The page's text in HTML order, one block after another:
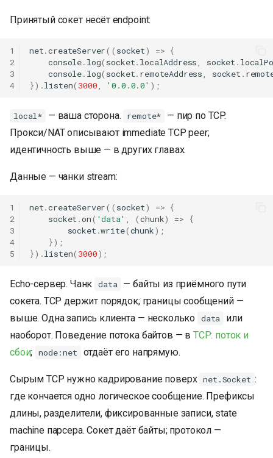
Принятый сокет несёт endpoint:
1
2
3
4
net.createServer(( socket) => {
console. log( socket. localAddress, socket .
console. log( socket. remoteAddress, socket .
}).listen( 3000, '0.0.0.0' );
local* — ваша сторона. remote*
— пир по TCP.
Прокси/NAT описывают immediate TCP peer;
идентичность выше — в других главах.
Данные — чанки stream:
1
2
3
4
5
net.createServer(( socket) => {
socket .on( 'data' , (chunk) =>
{
socket .write(chunk);
});
}).listen( 3000);
Echo-сервер. Чанк data — байты из приёмного пути
сокета. TCP держит порядок; границы сообщений —
выше. Одна запись клиента — несколько data
или
наоборот. Поведение потока байтов — в TCP: поток и
сбои; node:net отдаёт его напрямую.
Сырым TCP нужно кадрирование поверх net.Socket :
где кончается одно логическое сообщение. Префиксы
длины, разделители, фиксированные записи, state
machine парсера. Сокет даёт байты; протокол —
границы.